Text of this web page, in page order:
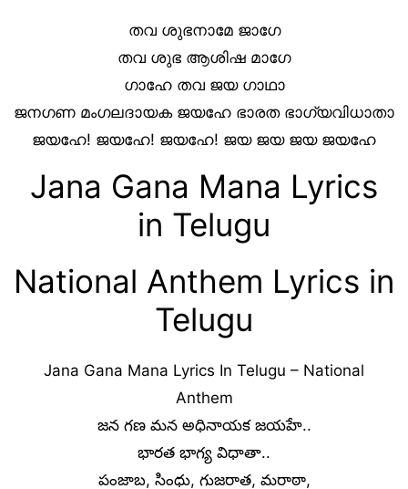
തവ ശുഭനാമേ ജാഗേ
തവ ശുഭ ആശിഷ മാഗേ
ഗാഹേ തവ ജയ ഗാഥാ
ജനഗണ മംഗലദായക ജയഹേ ഭാരത ഭാഗ്യവിധാതാ
ജയഹേ! ജയഹേ! ജയഹേ! ജയ ജയ ജയ ജയഹേ
Jana Gana Mana Lyrics
in Telugu
National Anthem Lyrics in
Telugu
Jana Gana Mana Lyrics In Telugu – National
Anthem
జన గణ మన అధినాయక జయహే..
భారత భాగ్య విధాతా..
పంజాబ, సింధు, గుజరాత, మరాఠా,